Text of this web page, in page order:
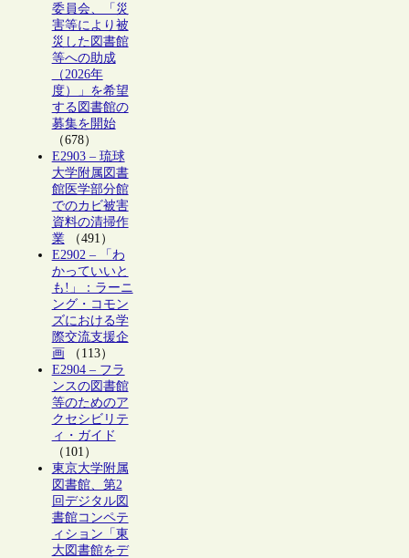
委員会、「災
害等により被
災した図書館
等への助成
（2026年
度）」を希望
する図書館の
募集を開始
（678）
E2903 – 琉球
大学附属図書
館医学部分館
でのカビ被害
資料の清掃作
業（491）
E2902 – 「わ
かっていいと
も!」：ラーニ
ング・コモン
ズにおける学
際交流支援企
画（113）
E2904 – フラ
ンスの図書館
等のためのア
クセシビリテ
ィ・ガイド
（101）
東京大学附属
図書館、第2
回デジタル図
書館コンペテ
ィション「東
大図書館をデ